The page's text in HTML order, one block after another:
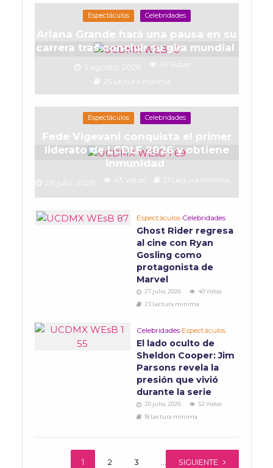
Espectáculos Celebridades
Ariana Grande hará una pausa en su
carrera tras concluir su gira mundial
3 agosto, 2026
45 Vistas
25 Lectura mínima
Espectáculos Celebridades
Fede Vigevani conquista el primer
liderato de LCDLF 2026 y obtiene
inmunidad
28 julio, 2026 43 Vistas 21 Lectura mínima
Espectáculos•Celebridades
Ghost Rider regresa
al cine con Ryan
Gosling como
protagonista de
Marvel
27 julio, 2026
40 Vistas
23 Lectura mínima
Celebridades•Espectáculos
El lado oculto de
Sheldon Cooper: Jim
Parsons revela la
presión que vivió
durante la serie
20 julio, 2026
52 Vistas
18 Lectura mínima
1 2 3 … 134
SIGUIENTE